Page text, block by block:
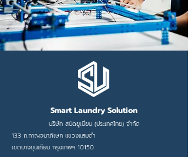
Smart Laundry Solution
บริษัท สปีดยูเนี่ยน (ประเทศไทย) จำกัด
133 ถ.กาญจนาภิเษก แขวงแสมดำ
เขตบางขุนเทียน กรุงเทพฯ 10150​